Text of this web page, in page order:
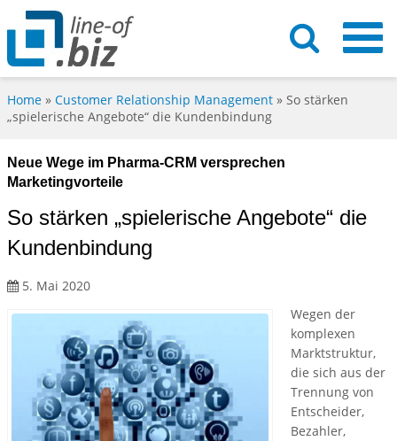
Home » Customer Relationship Management » So stärken
„spielerische Angebote“ die Kundenbindung
Neue Wege im Pharma-CRM versprechen
Marketingvorteile
So stärken „spielerische Angebote“ die
Kundenbindung
5. Mai 2020
Wegen der
komplexen
Marktstruktur,
die sich aus der
Trennung von
Entscheider,
Bezahler,